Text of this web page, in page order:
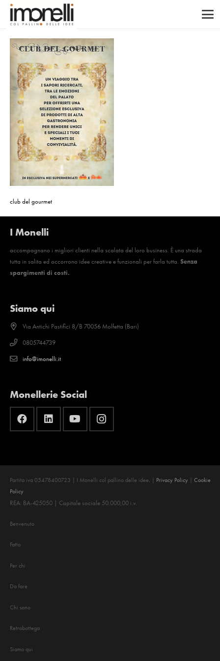
club del gourmet
I Monelli
accompagnano i migliori clienti nella scalata del loro business. È una strada
tutta in salita ed occorrono idee creative e funzionali per farla tutta. Senza
spargimenti di costi.
Siamo qui
Via Antichi Pastifici 8/B 70056 Molfetta (Bari)
0805744739
info@imonelli.it
Monellerie Social
Partita iva 05478400723 | I Monelli col pallino delle idee. Privacy Policy
Cookie
Policy
REA: BA-425050 | Capitale sociale 50.000,00 i.v.
Benvenuto
Fatto
Per chi
Da fare
Chi sono
Retrobottega
Siamo qui